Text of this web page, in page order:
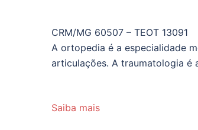
CRM/MG 60507 – TEOT 13091
A ortopedia é a especialidade
articulações. A traumatologia é
Saiba mais